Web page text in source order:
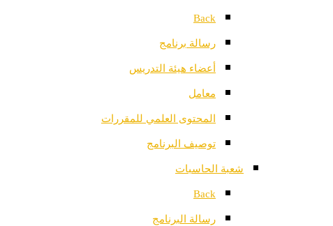
Back
رسالة برنامج
أعضاء هيئة التدريس
معامل
المحتوى العلمي للمقررات
توصيف البرنامج
شعبة الحاسبات
Back
رسالة البرنامج